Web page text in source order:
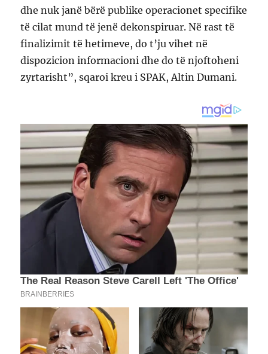
dhe nuk janë bërë publike operacionet specifike
të cilat mund të jenë dekonspiruar. Në rast të
finalizimit të hetimeve, do t’ju vihet në
dispozicion informacioni dhe do të njoftoheni
zyrtarisht”, sqaroi kreu i SPAK, Altin Dumani.